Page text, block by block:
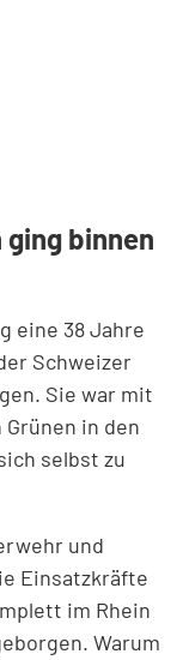
binnen
eine 38 Jahre
Schweizer
Sie war mit
in den
selbst zu
und
Einsatzkräfte
im Rhein
Warum